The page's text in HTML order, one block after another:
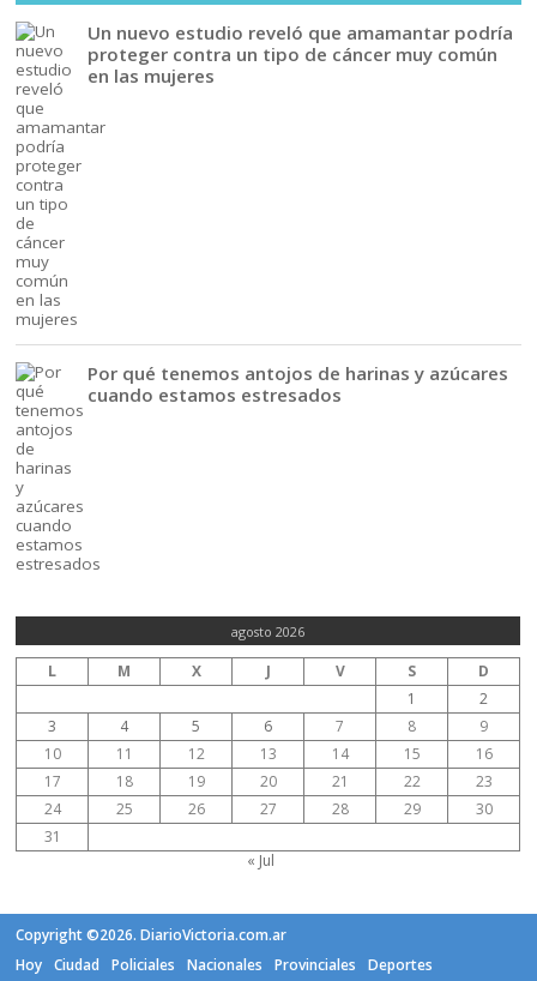
Un nuevo estudio reveló que amamantar podría
proteger contra un tipo de cáncer muy común
en las mujeres
Por qué tenemos antojos de harinas y azúcares
cuando estamos estresados
agosto 2026
L M X J V S
D
1
2
3
4 5 6 7 8
9
10
11 12 13 14 15
16
17
18 19 20 21 22
23
24
25 26 27 28 29
30
31
« Jul
Copyright ©2026. DiarioVictoria.com.ar
Hoy
Ciudad Policiales Nacionales Provinciales Deportes